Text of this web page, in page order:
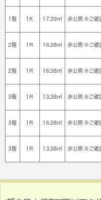
1階 1Ｋ 17.39㎡ 非公開 ※ご確
2階 1Ｒ 16.38㎡ 非公開 ※ご確
2階 1Ｒ 16.38㎡ 非公開 ※ご確
3階 1Ｒ 13.38㎡ 非公開 ※ご確
3階 1Ｒ 16.38㎡ 非公開 ※ご確
3階 1Ｒ 13.38㎡ 非公開 ※ご確